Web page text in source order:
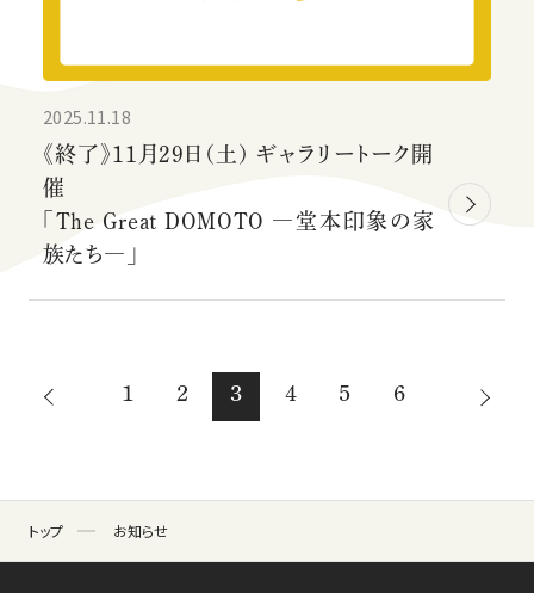
2025.11.18
《終了》11月29日(土) ギャラリートーク開
催
「The Great DOMOTO ―堂本印象の家
族たち―」
1 2 3 4 5 6
トップ お知らせ